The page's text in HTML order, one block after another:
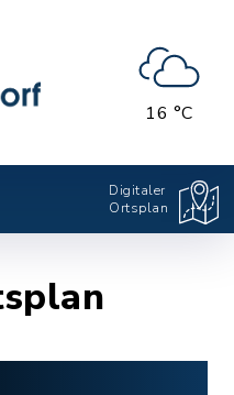
16 °C
Digitaler
Ortsplan